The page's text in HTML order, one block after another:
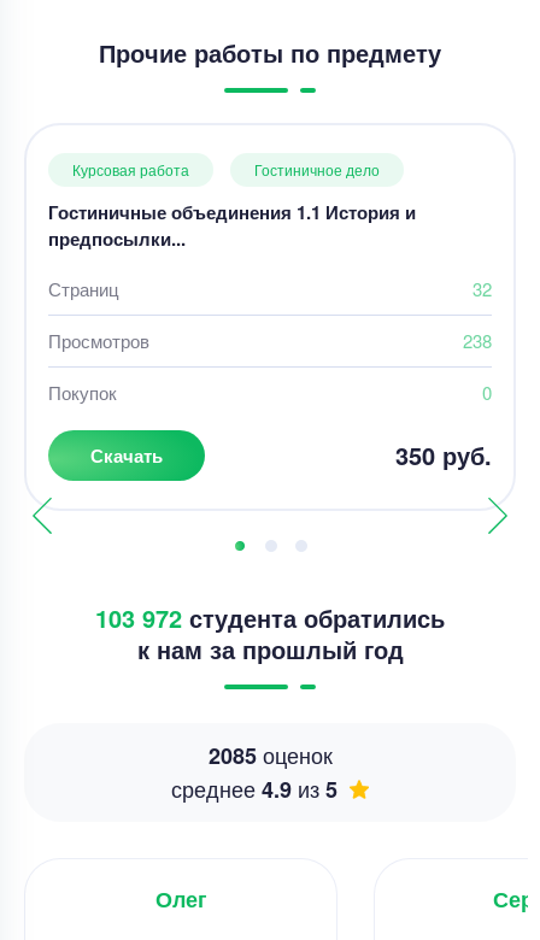
Прочие работы по предмету
Курсовая работа Гостиничное дело
Гостиничные объединения 1.1 История и
предпосылки...
Страниц 32
Просмотров 238
Покупок 0
Скачать 350 руб.
103 972 студента обратились
к нам за прошлый год
2085оценок
среднее4.9 из5
Олег